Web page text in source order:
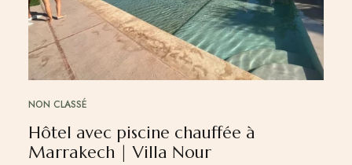
NON CLASSÉ
Hôtel avec piscine chauffée à
Marrakech | Villa Nour